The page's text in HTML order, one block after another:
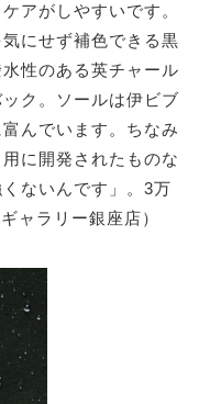
アがしやすいです。
にせず補色できる黒
性のある英チャール
ク。ソールは伊ビブ
んでいます。ちなみ
に開発されたものな
ないんです」。3万
ャラリー銀座店）